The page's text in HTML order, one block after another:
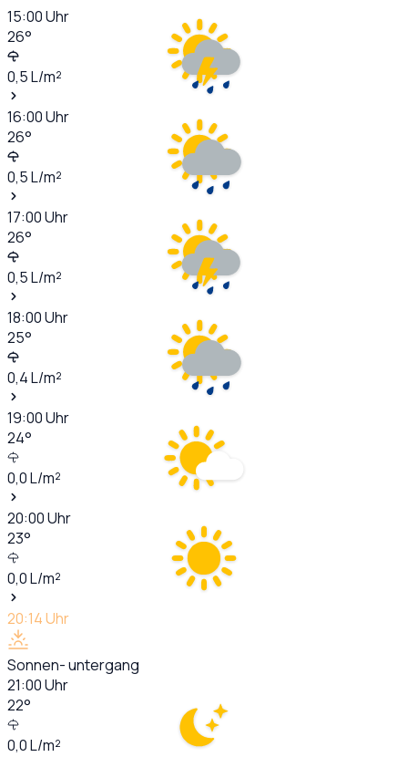
15:00Uhr
26°
0,5L/m²
16:00Uhr
26°
0,5L/m²
17:00Uhr
26°
0,5L/m²
18:00Uhr
25°
0,4L/m²
19:00Uhr
24°
0,0L/m²
20:00Uhr
23°
0,0L/m²
20:14Uhr
Sonnen- untergang
21:00Uhr
22°
0,0L/m²